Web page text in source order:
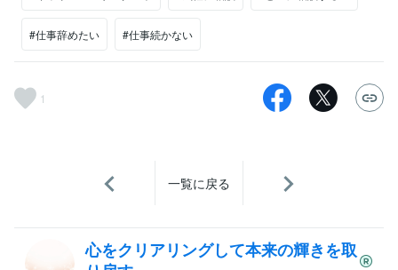
#仕事辞めたい #仕事続かない
1
一覧に戻る
心をクリアリングして本来の輝きを取